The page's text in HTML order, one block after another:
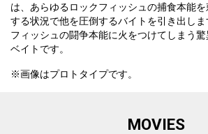
は、あらゆるロックフィッシュの捕食本能
する状況で他を圧倒するバイトを引き出し
フィッシュの闘争本能に火をつけてしまう
ベイトです。
※画像はプロトタイプです。
MOVIES